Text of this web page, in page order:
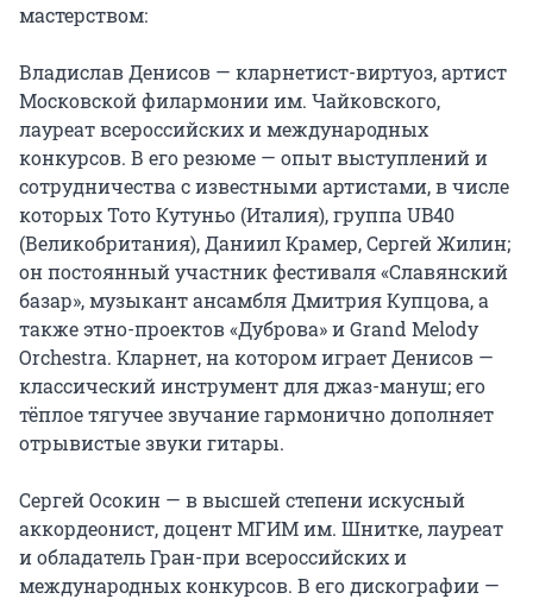
мастерством:
Владислав Денисов — кларнетист-виртуоз, артист
Московской филармонии им. Чайковского,
лауреат всероссийских и международных
конкурсов. В его резюме — опыт выступлений и
сотрудничества с известными артистами, в числе
которых Тото Кутуньо (Италия), группа UB40
(Великобритания), Даниил Крамер, Сергей Жилин;
он постоянный участник фестиваля «Славянский
базар», музыкант ансамбля Дмитрия Купцова, а
также этно-проектов «Дуброва» и Grand Melody
Orchestra. Кларнет, на котором играет Денисов —
классический инструмент для джаз-мануш; его
тёплое тягучее звучание гармонично дополняет
отрывистые звуки гитары.
Сергей Осокин — в высшей степени искусный
аккордеонист, доцент МГИМ им. Шнитке, лауреат
и обладатель Гран-при всероссийских и
международных конкурсов. В его дискографии —